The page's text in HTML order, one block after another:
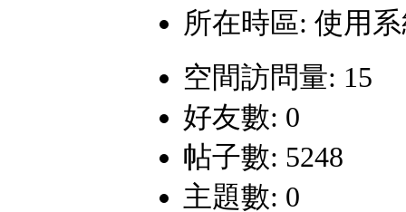
所在時區: 使用
空間訪問量: 15
好友數: 0
帖子數: 5248
主題數: 0